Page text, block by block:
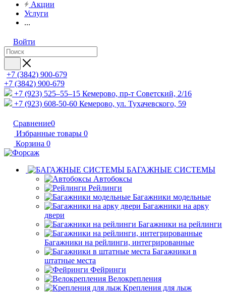
Акции
Услуги
...
Войти
+7 (3842) 900-679
+7 (3842) 900-679
+7 (923) 525–55–15 Кемерово, пр-т Советский, 2/16
+7 (923) 608-50-60 Кемерово, ул. Тухачевского, 59
Сравнение0
Избранные товары 0
Корзина 0
БАГАЖНЫЕ СИСТЕМЫ
Автобоксы
Рейлинги
Багажники модельные
Багажники на арку
двери
Багажники на рейлинги
Багажники на рейлинги, интегрированные
Багажники в
штатные места
Фейринги
Велокрепления
Крепления для лыж